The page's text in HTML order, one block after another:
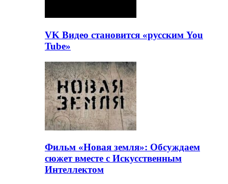
VK Видео становится «русским You
Tube»
Фильм «Новая земля»: Обсуждаем
сюжет вместе с Искусственным
Интеллектом